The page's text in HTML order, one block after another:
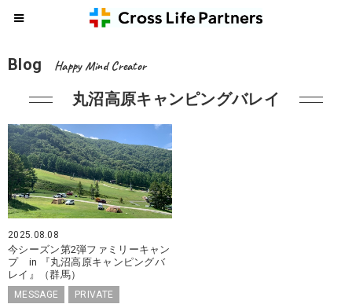
Blog Happy Mind Creator
丸沼高原キャンピングバレイ
2025.08.08
今シーズン第2弾ファミリーキャン
プ in 『丸沼高原キャンピングバ
レイ』（群馬）
MESSAGE PRIVATE